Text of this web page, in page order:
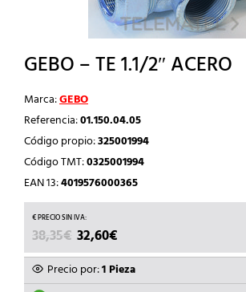
GEBO – TE 1.1/2″ ACERO
Marca:GEBO
Referencia:01.150.04.05
Código propio:325001994
Código TMT:0325001994
EAN 13:4019576000365
38,35€ EL
PRECIO
ORIGINAL
ERA:
32,60€
PRECIO
ACTUAL
ES:
Precio por:1 Pieza